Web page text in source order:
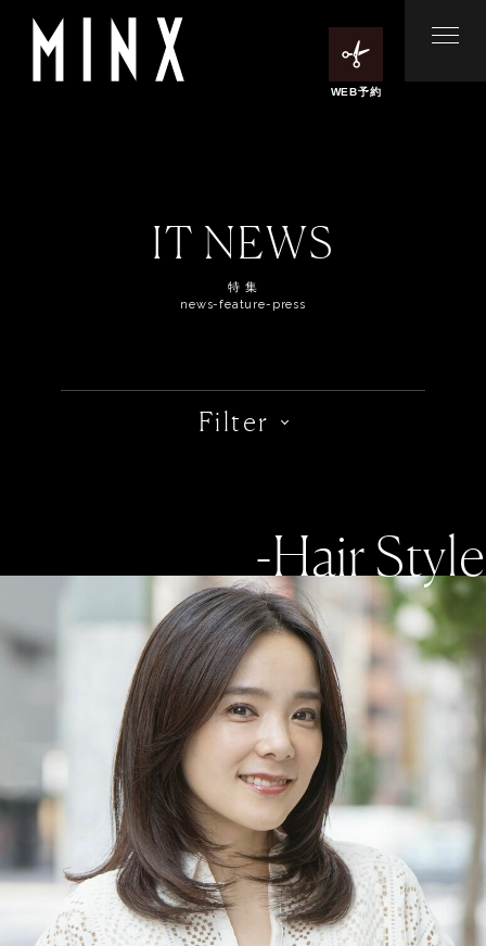
WEB予約
IT NEWS
特 集
news-feature-press
Filter
-Hair Style